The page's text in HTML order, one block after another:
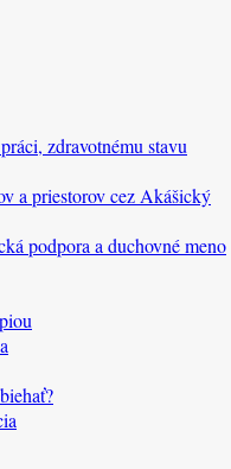
zdravotnému stavu
a priestorov cez Akášický
podpora a duchovné meno